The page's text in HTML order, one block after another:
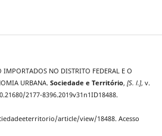
NO DISTRITO FEDERAL E O
URBANA. Sociedade e Território, [S. l.], v.
2177-8396.2019v31n1ID18488.
article/view/18488. Acesso